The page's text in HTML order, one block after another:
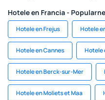
Hotele en Francia -
Hotele en Frejus Hotele
Hotele en Cannes Hotele
Hotele en Berck-sur-Mer
Hotele en Moliets et Maa